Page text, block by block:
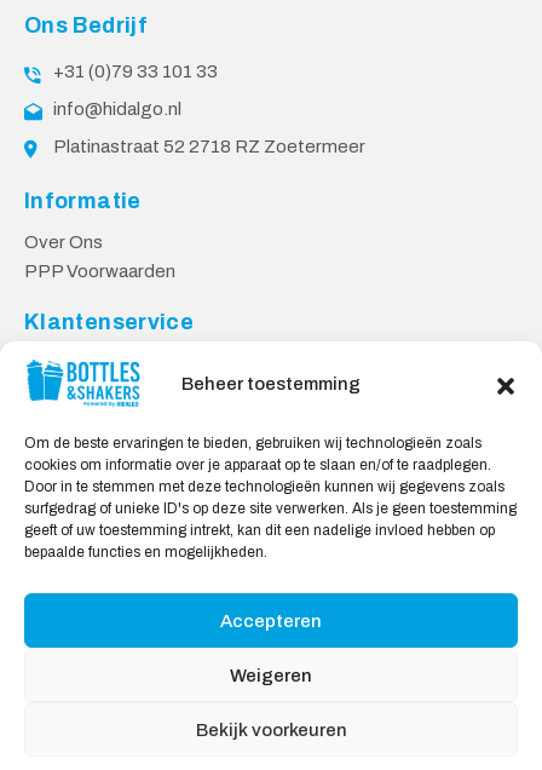
Beheer toestemming
Om de beste ervaringen te bieden, gebruiken wij technologieën zoals
cookies om informatie over je apparaat op te slaan en/of te raadplegen.
Door in te stemmen met deze technologieën kunnen wij gegevens zoals
surfgedrag of unieke ID's op deze site verwerken. Als je geen toestemming
geeft of uw toestemming intrekt, kan dit een nadelige invloed hebben op
bepaalde functies en mogelijkheden.
Accepteren
Weigeren
Bekijk voorkeuren
Ons Bedrijf
+31 (0)79 33 101 33
info@hidalgo.nl
Platinastraat 52 2718 RZ Zoetermeer
Informatie
Over Ons
PPP Voorwaarden
Klantenservice
Contact
Levering & Retourneren
Veilig Shoppen
My account
Winkelwagen